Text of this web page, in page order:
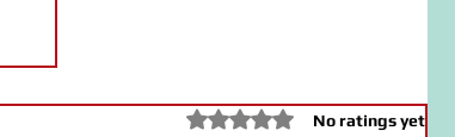
Rated 0 out of 5 stars.No ratings yet